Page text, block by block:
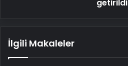
getirildi
İlgili Makaleler